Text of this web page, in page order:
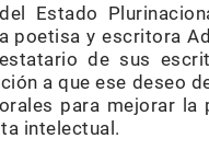
Estado
y escritora
de sus
a que ese deseo
para mejorar
intelectual.